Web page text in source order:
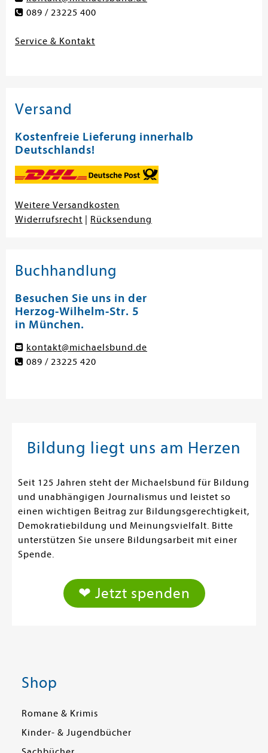
089 / 23225 400
Service & Kontakt
Versand
Kostenfreie Lieferung innerhalb
Deutschlands!
Weitere Versandkosten
Widerrufsrecht
Rücksendung
Buchhandlung
Besuchen Sie uns in der
Herzog-Wilhelm-Str. 5
in München.
kontakt@michaelsbund.de
089 / 23225 420
Bildung liegt uns am Herzen
Seit 125 Jahren steht der Michaelsbund für Bildung
und unabhängigen Journalismus und leistet so
einen wichtigen Beitrag zur Bildungsgerechtigkeit,
Demokratiebildung und Meinungsvielfalt. Bitte
unterstützen Sie unsere Bildungsarbeit mit einer
Spende.
❤ Jetzt spenden
Shop
Romane & Krimis
Kinder- & Jugendbücher